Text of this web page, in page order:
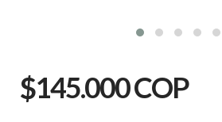
$145.000 COP